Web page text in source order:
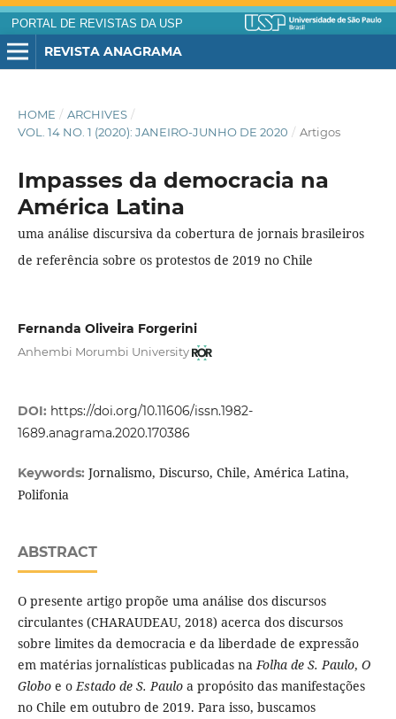
PORTAL DE REVISTAS DA USP
REVISTA ANAGRAMA
HOME / ARCHIVES /
VOL. 14 NO. 1 (2020): JANEIRO-JUNHO DE 2020 / Artigos
Impasses da democracia na
América Latina
uma análise discursiva da cobertura de jornais brasileiros
de referência sobre os protestos de 2019 no Chile
Fernanda Oliveira Forgerini
Anhembi Morumbi University
DOI: https://doi.org/10.11606/issn.1982-
1689.anagrama.2020.170386
Keywords: Jornalismo, Discurso, Chile, América Latina,
Polifonia
ABSTRACT
O presente artigo propõe uma análise dos discursos
circulantes (CHARAUDEAU, 2018) acerca dos discursos
sobre limites da democracia e da liberdade de expressão
em matérias jornalísticas publicadas naFolha de S. Paulo, O
Globoe oEstado de S. Pauloa propósito das manifestações
no Chile em outubro de 2019. Para isso, buscamos